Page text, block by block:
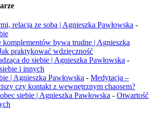
relacja ze sobą | Agnieszka Pawłowska -
komplementów bywa trudne | Agnieszka
praktykować wdzięczność
do siebie | Agnieszka Pawłowska -
i innych
| Agnieszka Pawłowska - Medytacja –
czy kontakt z wewnętrznym chaosem?
siebie | Agnieszka Pawłowska - Otwartość